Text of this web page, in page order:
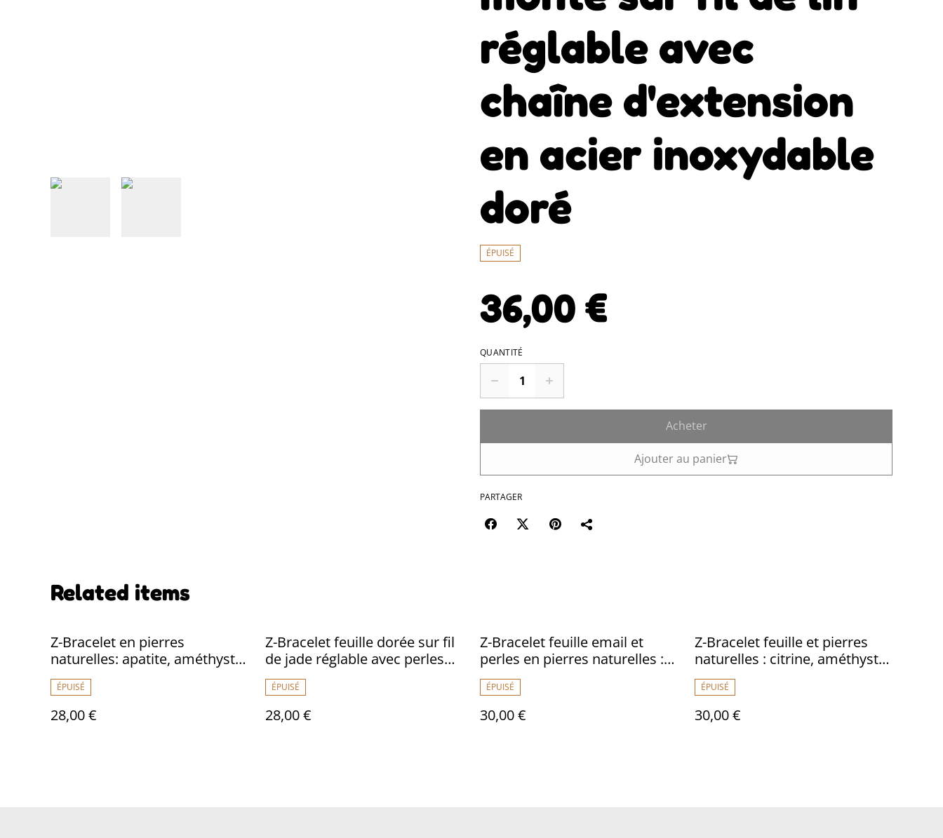
réglable avec
chaîne d'extension
en acier inoxydable
doré
ÉPUISÉ
36,00 €
QUANTITÉ
Acheter
Ajouter au panier
PARTAGER
Related items
Z-Bracelet en pierres
naturelles: apatite, améthyste,
rhodonite réglable sur fil de lin
ÉPUISÉ
28,00 €
Z-Bracelet feuille dorée sur fil
de jade réglable avec perles
de verre miyuki
ÉPUISÉ
28,00 €
Z-Bracelet feuille email et
perles en pierres naturelles :
amazonite et sodalite,réglable
avec chaîne d'extension en
acier inoxydable doré, pièce
unique
ÉPUISÉ
30,00 €
Z-Bracelet feuille et pierres
naturelles : citrine, améthyste
et quartz rose, réglable avec
chaîne d'extension en acier
inoxydable doré, pièce unique
ÉPUISÉ
30,00 €